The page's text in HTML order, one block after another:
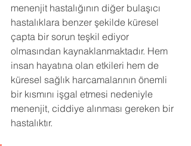
menenjit hastalığının diğer bulaşıcı
hastalıklara benzer şekilde küresel
çapta bir sorun teşkil ediyor
olmasından kaynaklanmaktadır. Hem
insan hayatına olan etkileri hem de
küresel sağlık harcamalarının önemli
bir kısmını işgal etmesi nedeniyle
menenjit, ciddiye alınması gereken bir
hastalıktır.